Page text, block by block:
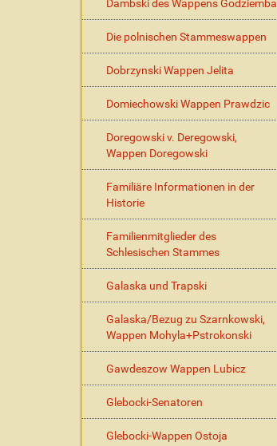
Dambski des Wappens Godziemba
Die polnischen Stammeswappen
Dobrzynski Wappen Jelita
Domiechowski Wappen Prawdzic
Doregowski v. Deregowski,
Wappen Doregowski
Familiäre Informationen in der
Historie
Familienmitglieder des
Schlesischen Stammes
Galaska und Trapski
Galaska/Bezug zu Szarnkowski,
Wappen Mohyla+Pstrokonski
Gawdeszow Wappen Lubicz
Glebocki-Senatoren
Glebocki-Wappen Ostoja